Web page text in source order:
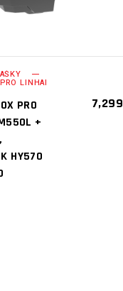
LINHAI
PRO
+
HY570
7,299